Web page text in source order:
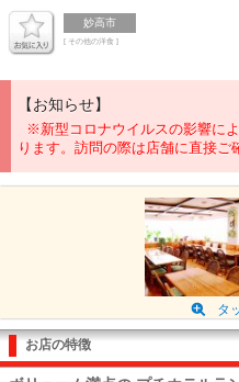
妙高市
[ その他の洋食 ]
【お知らせ】
※新型コロナウイルスの影響に
ります。訪問の際は店舗に直接ご
タ
お店の特徴